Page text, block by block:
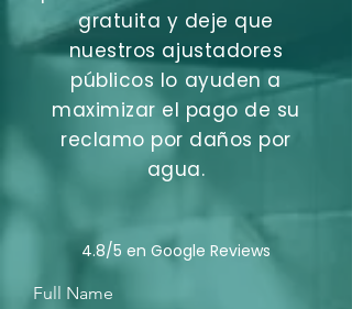
gratuita y deje que
nuestros ajustadores
públicos lo ayuden a
maximizar el pago de su
reclamo por daños por
agua.
4.8/5 en Google Reviews
Full Name